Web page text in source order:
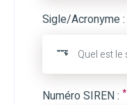
Sigle/Acronyme :
Numéro SIREN : *